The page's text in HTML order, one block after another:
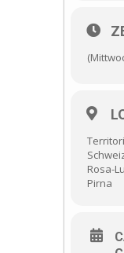
Rosa-
Pirna